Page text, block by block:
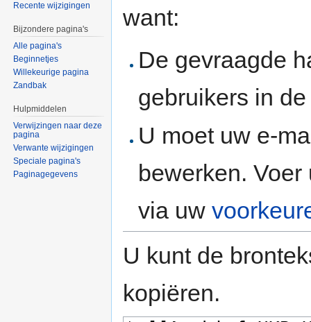
want:
De gevraagde
gebruikers in
U moet uw e-
bewerken.
via uw
U kunt de
kopiëren.
Recente wijzigingen
Bijzondere pagina's
Alle pagina's
Beginnetjes
Willekeurige pagina
Zandbak
Hulpmiddelen
Verwijzingen naar deze
pagina
Verwante wijzigingen
Speciale pagina's
Paginagegevens